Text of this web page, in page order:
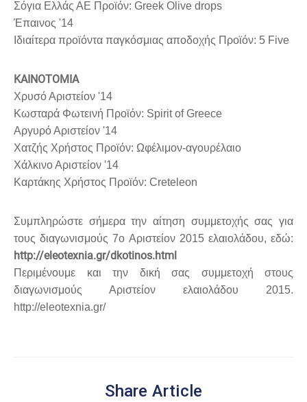
Σόγια Ελλάς ΑΕ Προϊόν: Greek Olive drops
Έπαινος '14
Ιδιαίτερα προϊόντα παγκόσμιας αποδοχής Προϊόν: 5 Five
ΚΑΙΝΟΤΟΜΙΑ
Χρυσό Αριστείον '14
Κωσταρά Φωτεινή Προϊόν: Spirit of Greece
Αργυρό Αριστείον '14
Χατζής Χρήστος Προϊόν: Ωφέλιμον-αγουρέλαιο
Χάλκινο Αριστείον '14
Καρτάκης Χρήστος Προϊόν: Creteleon
Συμπληρώστε σήμερα την αίτηση συμμετοχής σας για
τους διαγωνισμούς 7ο Αριστείον 2015 ελαιολάδου, εδώ:
http://eleotexnia.gr/dkotinos.html
Περιμένουμε και την δική σας συμμετοχή στους
διαγωνισμούς Αριστείον ελαιολάδου 2015.
http://eleotexnia.gr/
Share Article